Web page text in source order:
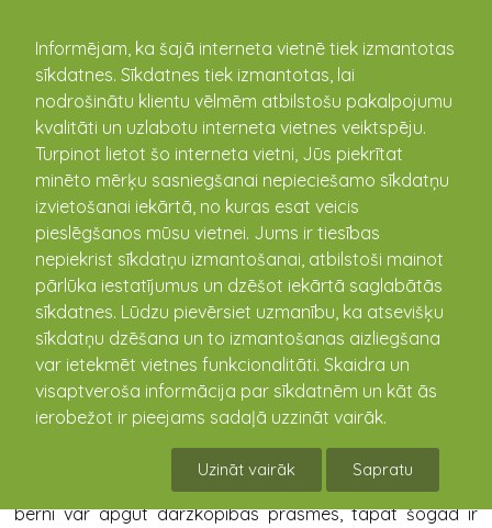
Informējam, ka šajā interneta vietnē tiek izmantotas
sīkdatnes. Sīkdatnes tiek izmantotas, lai
nodrošinātu klientu vēlmēm atbilstošu pakalpojumu
kvalitāti un uzlabotu interneta vietnes veiktspēju.
Turpinot lietot šo interneta vietni, Jūs piekrītat
minēto mērķu sasniegšanai nepieciešamo sīkdatņu
izvietošanai iekārtā, no kuras esat veicis
pieslēgšanos mūsu vietnei. Jums ir tiesības
nepiekrist sīkdatņu izmantošanai, atbilstoši mainot
pārlūka iestatījumus un dzēšot iekārtā saglabātās
sīkdatnes. Lūdzu pievērsiet uzmanību, ka atsevišķu
sīkdatņu dzēšana un to izmantošanas aizliegšana
var ietekmēt vietnes funkcionalitāti. Skaidra un
visaptveroša informācija par sīkdatnēm un kāt ās
ierobežot ir pieejams sadaļā uzzināt vairāk.
Uzināt vairāk Sapratu
kandava.lv
Ramona Liepiņa–Krauja
Zemītes sākumskolas
direktoreRamona Liepiņa –
Kraujasavas darba gaitas
Zemītes sākumskolā
uzsāka 2019. gada vasaras
nogalē. Daudz darba
ieguldījusi skolas vides
labiekārtošanā, lai to padarītu pievilcīgāku un veicinātu
skolas ilgtspēju un pievilcību gan bērnu piesaistei, gan
mācību procesa dažādošanai.
Balstoties uz iepriekšējo darba pieredzi, Ramona aktīvi
ierosina un realizē skolā dažādus projektus. Kā
veiksmīgāko jāmin skolas mazdārziņa izveidošana, kurā
bērni var apgūt dārzkopības prasmes, tāpat šogad ir